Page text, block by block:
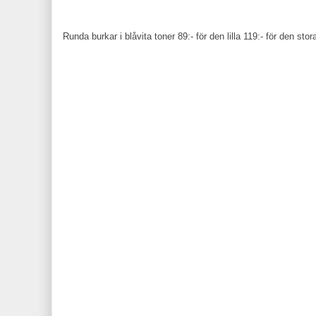
Runda burkar i blåvita toner 89:- för den lilla 119:- för den